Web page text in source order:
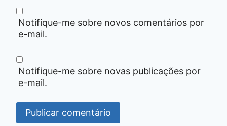
Notifique-me sobre novos comentários por
e-mail.
Notifique-me sobre novas publicações por
e-mail.